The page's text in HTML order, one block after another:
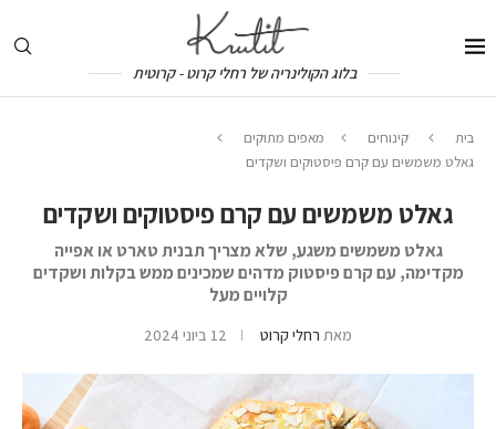
בלוג הקולינריה של רחלי קרוט - קרוטית
בית קינוחים
מאפים מתוקים
גאלט משמשים עם קרם פיסטוקים ושקדים
גאלט משמשים עם קרם פיסטוקים ושקדים
גאלט משמשים משגע, שלא מצריך תבנית טארט או אפייה
מקדימה, עם קרם פיסטוק מדהים שמכינים ממש בקלות ושקדים
קלויים מעל
מאת רחלי קרוט 12 ביוני 2024